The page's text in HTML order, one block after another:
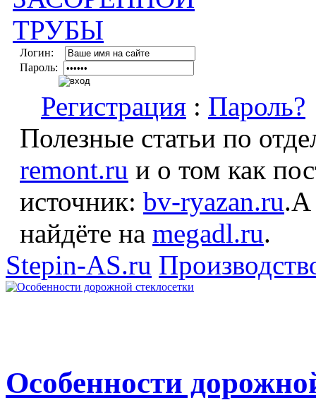
Логин:
Пароль:
Регистрация : Пароль?
Полезные статьи по
remont.ru и о том как
источник: bv-ryazan.ru.А
найдёте на megadl.ru.
Stepin-AS.ru
Особенности